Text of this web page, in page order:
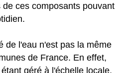
ces composants pouvant
de l'eau n'est pas la même
de France. En effet,
géré à l'échelle locale,